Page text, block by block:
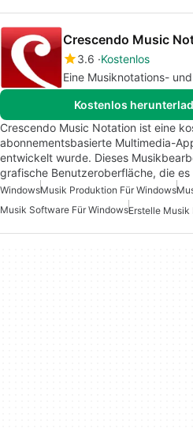
Crescendo Music
3.6 Kostenlos
Eine Musiknotations-
Kostenlos
Crescendo Music Notation ist eine
abonnementsbasierte Multimedia-
entwickelt wurde. Dieses
grafische Benutzeroberfläche, die
WindowsMusik Produktion Für Windows
Musik Software Für WindowsErstelle Musik